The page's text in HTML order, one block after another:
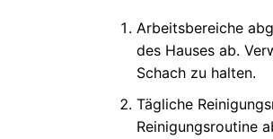
Arbeitsbereiche
des Hauses ab.
Schach zu halten.
Tägliche
Reinigungsroutine